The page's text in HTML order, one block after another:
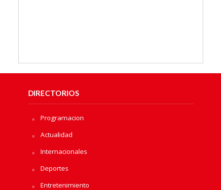
DIRECTORIOS
Programacion
Actualidad
Internacionales
Deportes
Entretenimiento